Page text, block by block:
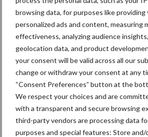
browsing data, for purposes like providing
personalized ads and content, measuring
effectiveness, analyzing audience
geolocation data, and product
your consent will be valid across all our
change or withdraw your consent at any
“Consent Preferences” button at the
We respect your choices and are
with a transparent and secure browsing
third-party vendors are processing data
purposes and special features: Store and/
De wisselwerking tussen onderzoek en
maakt het voor zowel de deelnemende
onderzoekers extra interessant. “Ook
samenwerken aan onderzoeksvragen die
bijdragen aan actuele vraagstukken. We
vraagstukken zo integraal mogelijk te
Naast het leren van elkaar is het natuurlijk
tijdens zo’n tweedaagse.
Resultaten 2023 van